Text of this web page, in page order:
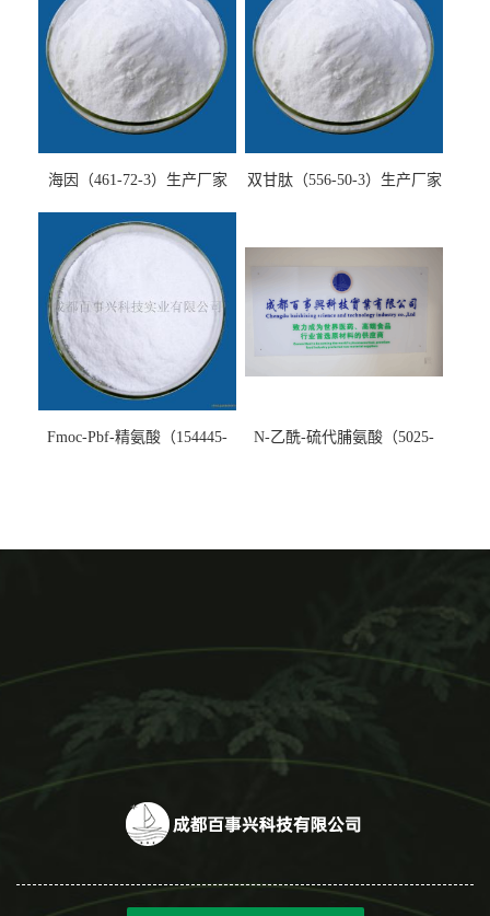
海因（461-72-3）生产厂家 双甘肽（556-50-3）生产厂家
Fmoc-Pbf-精氨酸（154445-
N-乙酰-硫代脯氨酸（5025-